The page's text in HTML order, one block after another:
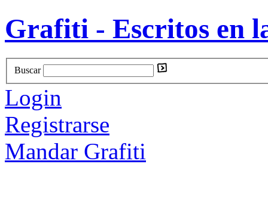
Grafiti - Escritos en
Buscar
Login
Registrarse
Mandar Grafiti